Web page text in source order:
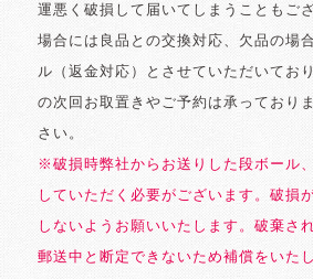
運悪く破損して届いてしまうこともご
場合には良品との交換対応、欠品の場
ル（返金対応）とさせていただいてお
の次回お取置きやご予約は承っており
さい。
※破損時弊社からお送りした段ボール
していただく必要がございます。破損
しないようお願いいたします。破棄さ
郵送中と断定できないため補償をいた